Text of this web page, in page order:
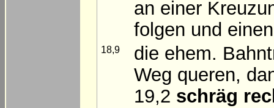
an einer
folgen und
18,9
die ehem.
Weg queren,
19,2 schräg